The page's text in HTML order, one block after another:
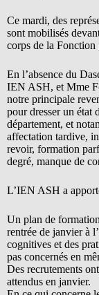
Ce mardi, des
sont mobilisés
corps de la
En l’absence du
IEN ASH, et Mme
notre principale
pour dresser un état
département, et
affectation tardive,
revoir, formation
degré, manque de
L’IEN ASH a
Un plan de
rentrée de janvier à
cognitives et des
pas concernés en
Des recrutements
attendus en janvier.